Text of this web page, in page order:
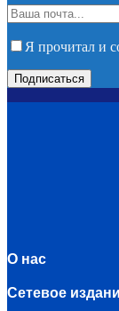
Я прочитал и
О нас
Сетевое